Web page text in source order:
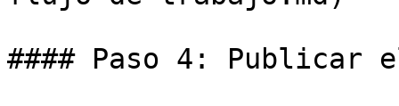
#### Paso 4: